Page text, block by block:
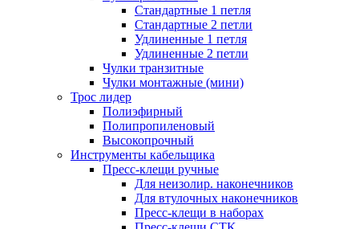
Стандартные 1 петля
Стандартные 2 петли
Удлиненные 1 петля
Удлиненные 2 петли
Чулки транзитные
Чулки монтажные (мини)
Трос лидер
Полиэфирный
Полипропиленовый
Высокопрочный
Инструменты кабельщика
Пресс-клещи ручные
Для неизолир. наконечников
Для втулочных наконечников
Пресс-клещи в наборах